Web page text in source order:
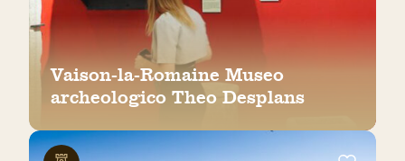
Vaison-la-Romaine Museo
archeologico Theo Desplans